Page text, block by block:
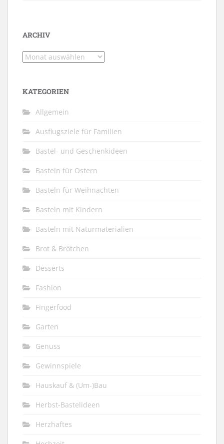
ARCHIV
Archiv
KATEGORIEN
Allgemein
Ausflugsziele für Familien
Bastel- und Geschenkideen
Basteln für Ostern
Basteln für Weihnachten
Basteln mit Kindern
Basteln mit Naturmaterialien
Brot & Brötchen
Desserts
Fashion
Fingerfood
Garten
Genuss
Gewinnspiele
Hauskauf & (Um-)Bau
Herbst-Bastelideen
Herzhaftes